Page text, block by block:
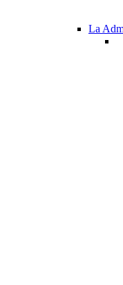
La